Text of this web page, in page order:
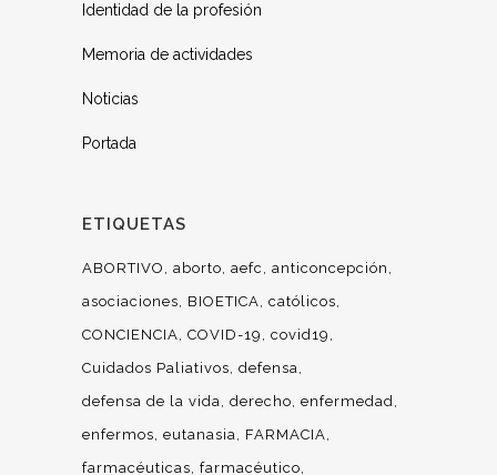
Identidad de la profesión
Memoria de actividades
Noticias
Portada
ETIQUETAS
ABORTIVO aborto aefc
anticoncepción
asociaciones
BIOETICA católicos
CONCIENCIA COVID-19
covid19
Cuidados Paliativos defensa
defensa de la vida derecho enfermedad
enfermos eutanasia
FARMACIA
farmacéuticas farmacéutico